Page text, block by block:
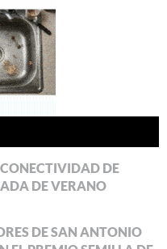
DE
DE VERANO
DE SAN ANTONIO